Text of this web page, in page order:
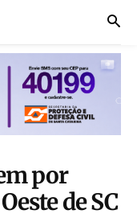
por
de SC